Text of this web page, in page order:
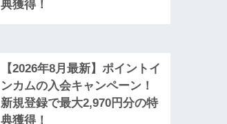
典獲得！
【2026年8月最新】ポイントイ
ンカムの入会キャンペーン！
新規登録で最大2,970円分の特
典獲得！